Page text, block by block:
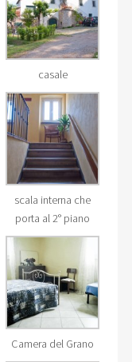
casale
scala interna che
porta al 2° piano
Camera del Grano